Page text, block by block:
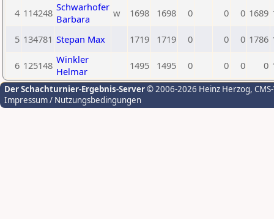
4 114248 Schwarhofer
Barbara
w 1698 1698 0 0 0 1689
5 134781 Stepan Max 1719 1719 0 0 0 1786
6 125148 Winkler
Helmar
1495 1495 0 0 0 0
Der Schachturnier-Ergebnis-Server© 2006-2026 Heinz Herzog,
Impressum / Nutzungsbedingungen